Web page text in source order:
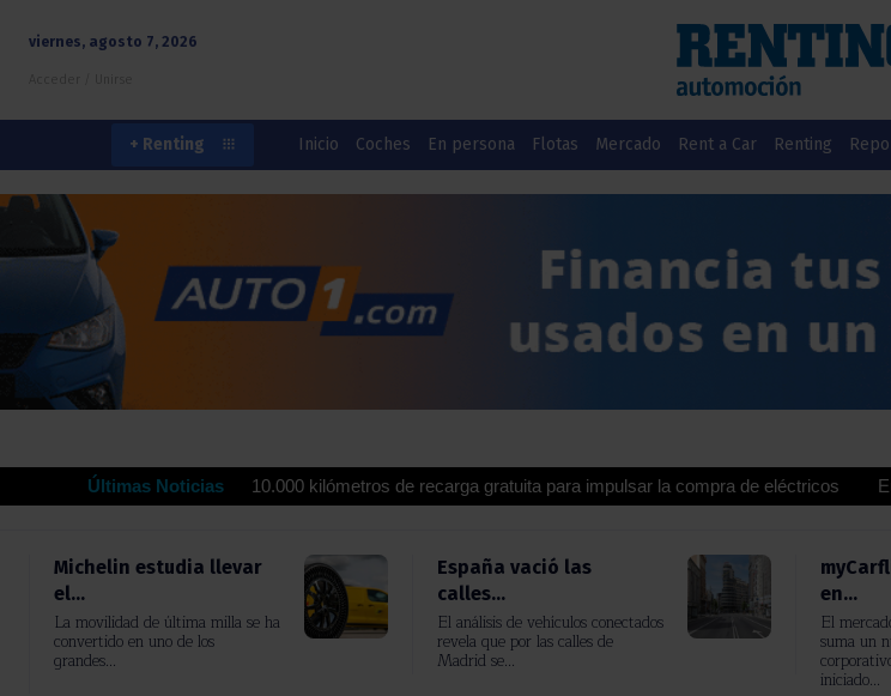
viernes, agosto 7, 2026
+ Renting Inicio Coches En persona Flotas Mercado Rent a Car Renting
Últimas Noticias
ofrecen hasta 10.000 kilómetros de recarga gratuita para impulsar la compra de eléctricos Euromaster
Michelin estudia llevar
el...
La movilidad de última milla se ha
convertido en uno de los
grandes...
España vació las
calles...
El análisis de vehículos conectados
revela que por las calles de
Madrid se...
en...
El
suma un
iniciado...